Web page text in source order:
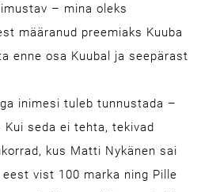
– mina oleks
määranud preemiaks Kuuba
enne osa Kuubal ja seepärast
inimesi tuleb tunnustada –
Kui seda ei tehta, tekivad
kus Matti Nykänen sai
vist 100 marka ning Pille